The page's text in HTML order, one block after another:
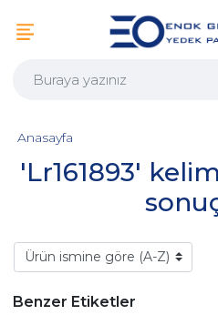
'Lr161893'
Anasayfa
Benzer Etiketler